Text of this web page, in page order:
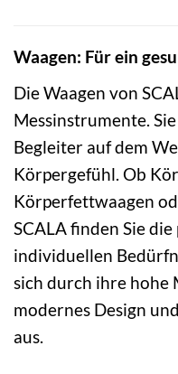
Waagen: Für ein
Die Waagen von
Messinstrumente.
Begleiter auf dem
Körpergefühl. Ob
Körperfettwaagen
SCALA finden Sie
individuellen
sich durch ihre hohe
modernes Design
aus.